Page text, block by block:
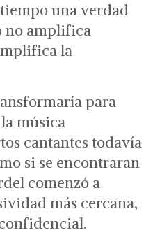
una verdad
no amplifica
la
para
música
cantantes todavía
si se encontraran
comenzó a
más cercana,